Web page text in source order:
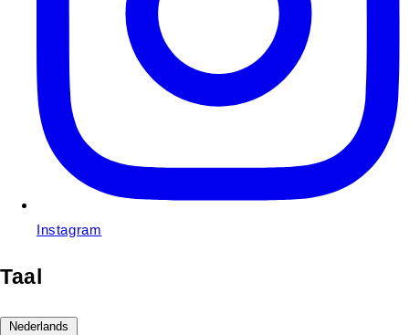
Instagram
Taal
Nederlands